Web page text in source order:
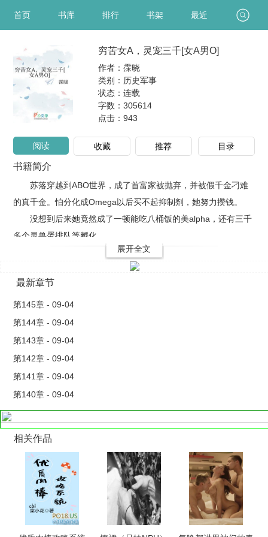
首页 书库 排行 书架 最近
穷苦女A，灵宠三千[女A男O]
作者：霂晓
类别：历史军事
状态：连载
字数：305614
点击： 943
阅读 收藏 推荐 目录
书籍简介
苏落穿越到ABO世界，成了首富家被抛弃，并被假千金刁难
的真千金。怕分化成Omega以后买不起抑制剂，她努力攒钱。
没想到后来她竟然成了一顿能吃八桶饭的美alpha，还有三千
多个灵兽蛋排队等孵化。
展开全文
最新章节
第145章 - 09-04
第144章 - 09-04
第143章 - 09-04
第142章 - 09-04
第141章 - 09-04
第140章 - 09-04
相关作品